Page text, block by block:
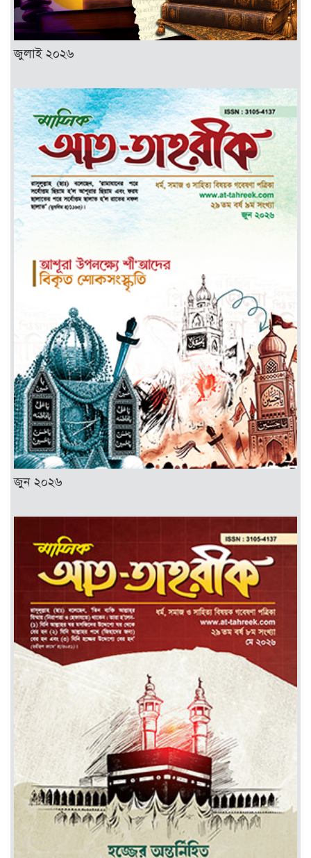
জুলাই ২০২৬
জুন ২০২৬